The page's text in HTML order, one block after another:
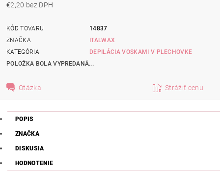
€2,20 bez DPH
KÓD TOVARU
14837
ZNAČKA
ITALWAX
KATEGÓRIA
DEPILÁCIA VOSKAMI V PLECHOVKE
POLOŽKA BOLA VYPREDANÁ...
Otázka Strážiť cenu
POPIS
ZNAČKA
DISKUSIA
HODNOTENIE